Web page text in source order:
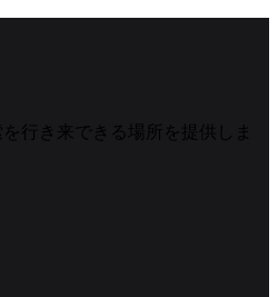
行き来できる場所を提供しま